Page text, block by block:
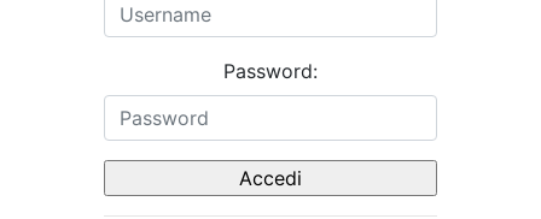
Password: